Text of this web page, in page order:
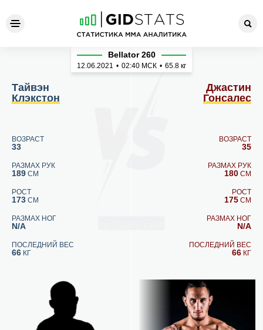
Тайвэн Клэкстон - Джастин
Тайвэн
Клэкстон
ВОЗРАСТ
33
РАЗМАХ РУК
189 СМ
РОСТ
173 СМ
РАЗМАХ НОГ
N/A
ПОСЛЕДНИЙ ВЕС
66 КГ
Bellator 260
12.06.2021 • 02:40 МСК • 65.8 кг
Джастин
Гонсалес
ВОЗРАСТ
35
РАЗМАХ РУК
180 СМ
РОСТ
175 СМ
РАЗМАХ НОГ
N/A
ПОСЛЕДНИЙ ВЕС
66 КГ